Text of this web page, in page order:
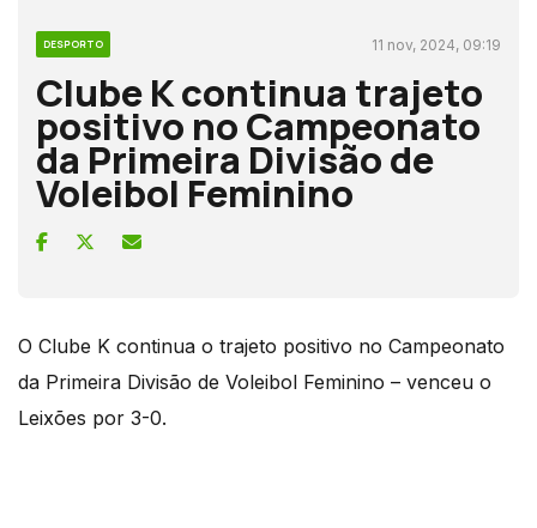
DESPORTO 11 nov, 2024, 09:19
Clube K continua trajeto
positivo no Campeonato
da Primeira Divisão de
Voleibol Feminino
O Clube K continua o trajeto positivo no Campeonato
da Primeira Divisão de Voleibol Feminino – venceu o
Leixões por 3-0.